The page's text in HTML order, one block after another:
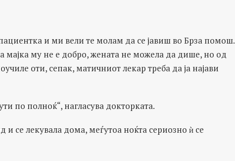
и ми вели те молам да се јавиш во Брза помош.
мајка му не е добро, жената не можела да дише, но од
оти, сепак, матичниот лекар треба да ја најави
по полноќ“, нагласува докторката.
и се лекувала дома, меѓутоа ноќта сериозно ѝ се